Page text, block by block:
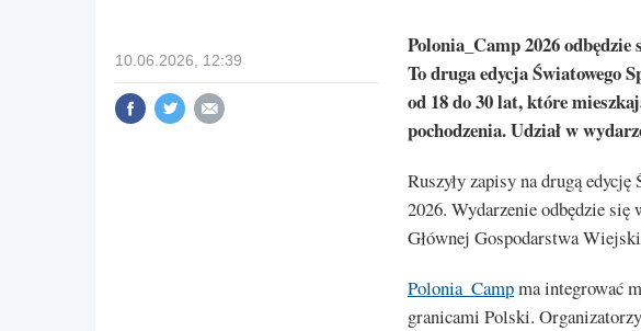
10.06.2026, 12:39
Polonia_Camp 2026
To druga edycja Światowego
od 18 do 30 lat, które
pochodzenia. Udział w
Ruszyły zapisy na drugą
2026. Wydarzenie odbędzie się
Głównej Gospodarstwa
Polonia_Campma integrować
granicami Polski.